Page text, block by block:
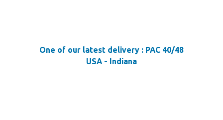
One of our latest delivery : PAC 40/48
USA - Indiana